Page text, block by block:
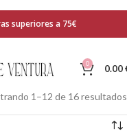
superiores a 75€
0 0.00
1–12 de 16 resultados